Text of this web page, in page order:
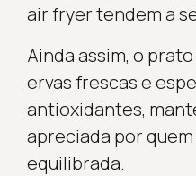
air fryer tendem a
Ainda assim, o
ervas frescas e
antioxidantes,
apreciada por
equilibrada.